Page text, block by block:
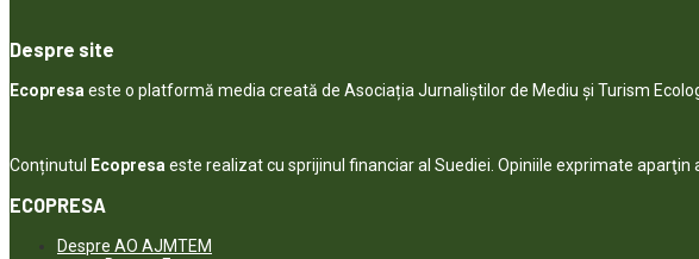
Despre site
Ecopresa este o platformă media creată de Asociația Jurnaliștilor de Mediu și Turism
Conținutul Ecopresa este realizat cu sprijinul financiar al Suediei. Opiniile exprimate
ECOPRESA
Despre AO AJMTEM